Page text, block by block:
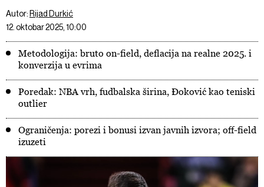
Autor: Rijad Durkić
12. oktobar 2025, 10:00
Metodologija: bruto on-field, deflacija na realne 2025. i
konverzija u evrima
Poredak: NBA vrh, fudbalska širina, Đoković kao teniski
outlier
Ograničenja: porezi i bonusi izvan javnih izvora; off-field
izuzeti